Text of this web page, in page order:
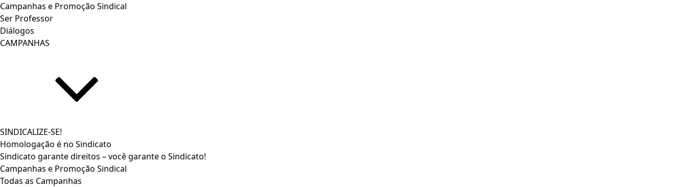
Campanhas e Promoção Sindical
Ser Professor
Diálogos
CAMPANHAS
SINDICALIZE-SE!
Homologação é no Sindicato
Sindicato garante direitos – você garante o Sindicato!
Campanhas e Promoção Sindical
Todas as Campanhas